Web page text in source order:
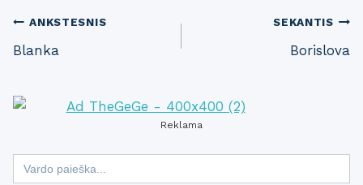
Post
navigation
ANKSTESNIS
Blanka
SEKANTIS
Borislova
Reklama
Search
for: